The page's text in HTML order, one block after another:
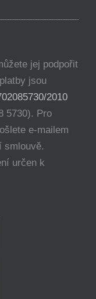
jej podpořit
jsou
2010
5730). Pro
e-mailem
smlouvě.
určen k